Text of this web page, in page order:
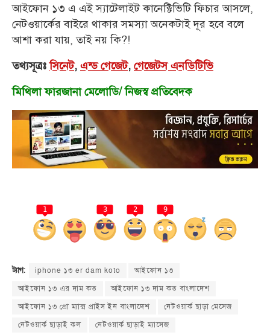
আইফোন ১৩ এ এই স্যাটেলাইট কানেক্টিভিটি ফিচার আসলে,
নেটওয়ার্কের বাইরে থাকার সমস্যা অনেকটাই দূর হবে বলে
আশা করা যায়, তাই নয় কি?!
তথ্যসূত্রঃসিনেট, এন্ড গেজেট, গেজেটস এনডিটিভি
মিথিলা ফারজানা মেলোডি/ নিজস্ব প্রতিবেদক
1 3 2 9
ট্যাগ: iphone ১৩ er dam koto
আইফোন ১৩
আইফোন ১৩ এর দাম কত
আইফোন ১৩ দাম কত বাংলাদেশ
আইফোন ১৩ প্রো ম্যাক্স প্রাইস ইন বাংলাদেশ
নেটওয়ার্ক ছাড়া মেসেজ
নেটওয়ার্ক ছাড়াই কল
নেটওয়ার্ক ছাড়াই ম্যাসেজ